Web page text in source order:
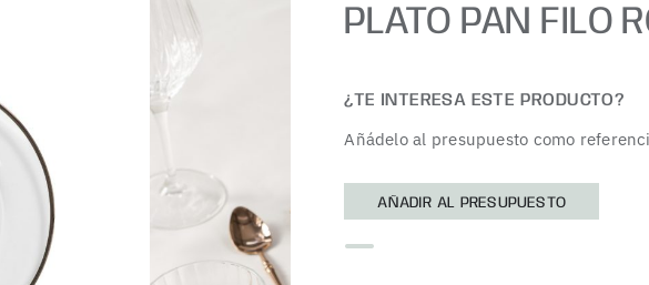
PLATO PAN FILO
¿TE INTERESA ESTE PRODUCTO?
Añádelo al presupuesto como
AÑADIR AL PRESUPUESTO